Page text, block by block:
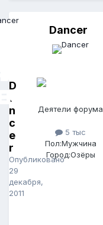
D
a
n
c
e
r
Опубликовано
29
декабря,
2011
Dancer
Деятели форума
5 тыс
Пол:Мужчина
Город:Озёры